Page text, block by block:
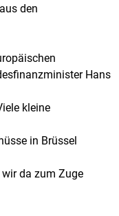
den
Hans
kleine
in Brüssel
da zum Zuge